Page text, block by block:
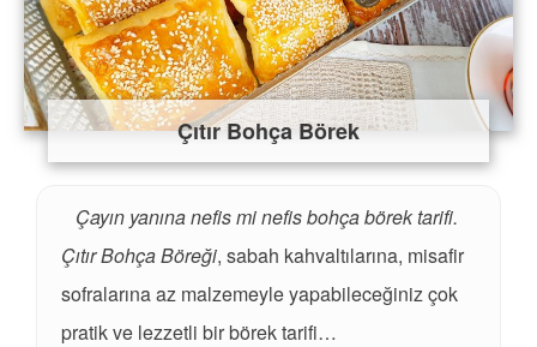
Çıtır Bohça Börek
Çayın yanına nefis mi nefis bohça börek tarifi.
Çıtır Bohça Böreği, sabah kahvaltılarına, misafir
sofralarına az malzemeyle yapabileceğiniz çok
pratik ve lezzetli bir börek tarifi…